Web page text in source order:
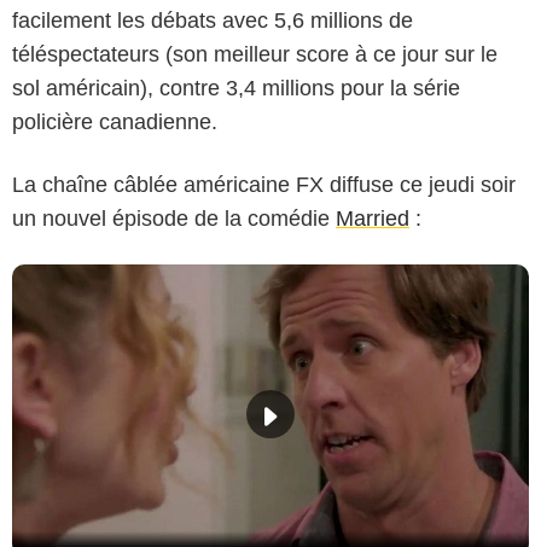
facilement les débats avec 5,6 millions de
téléspectateurs (son meilleur score à ce jour sur le
sol américain), contre 3,4 millions pour la série
policière canadienne.
La chaîne câblée américaine FX diffuse ce jeudi soir
un nouvel épisode de la comédie Married :